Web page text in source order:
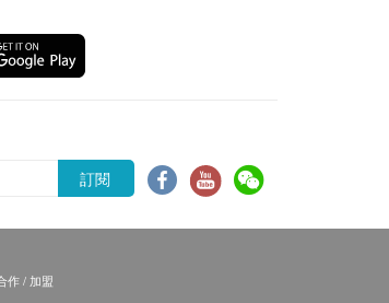
訂閱
作 / 加盟